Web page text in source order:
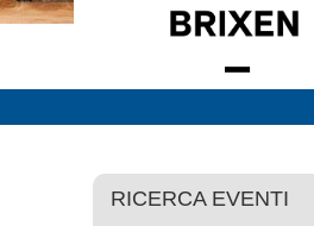
RICERCA EVENTI